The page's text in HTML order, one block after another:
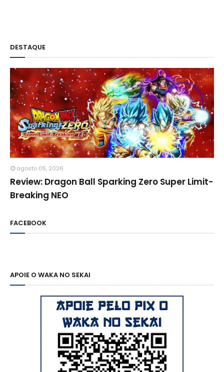
DESTAQUE
agosto 05, 2026
Review: Dragon Ball Sparking Zero Super Limit-
Breaking NEO
FACEBOOK
APOIE O WAKA NO SEKAI